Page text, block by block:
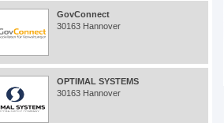
GovConnect
30163 Hannover
OPTIMAL SYSTEMS
30163 Hannover